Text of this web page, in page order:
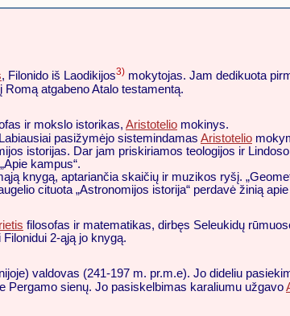
, Filonido iš Laodikijos3) mokytojas. Jam dedikuota
atgabeno Atalo testamentą.
ir mokslo istorikas, Aristotelio mokinys.
pasižymėjo sistemindamas Aristotelio
istorijas. Dar jam priskiriamos teologijos ir
kampus“.
knygą, aptariančia skaičių ir muzikos ryšį.
cituota „Astronomijos istorija“ perdavė žinią apie
filosofas ir matematikas, dirbęs Seleukidų
2-ąją jo knygą.
valdovas (241-197 m. pr.m.e). Jo dideliu
Pergamo sienų. Jo pasiskelbimas karaliumu užgavo